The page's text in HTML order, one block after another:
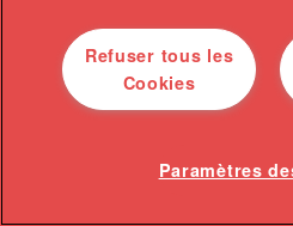
Refuser tous les
Cookies
Paramètres